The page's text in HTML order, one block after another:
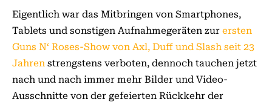
Eigentlich war das Mitbringen von Smartphones,
Tablets und sonstigen Aufnahmegeräten zur ersten
Guns N‘ Roses-Show von Axl, Duff und Slash seit 23
Jahren strengstens verboten, dennoch tauchen jetzt
nach und nach immer mehr Bilder und Video-
Ausschnitte von der gefeierten Rückkehr der